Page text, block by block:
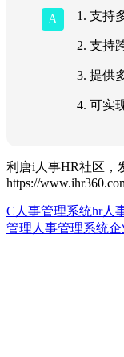
1. 支持
2. 支持
3. 提供
4. 可实
利唐i人事HR社区，
https://
C人事管理系统hr人
管理 人事管理系统企